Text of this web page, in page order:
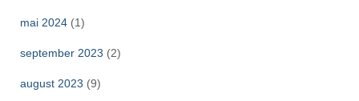
mai 2024 (1)
september 2023 (2)
august 2023 (9)